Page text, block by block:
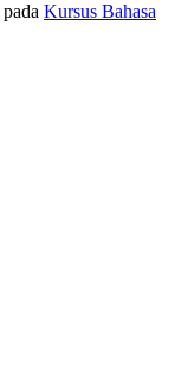
pada Kursus Bahasa